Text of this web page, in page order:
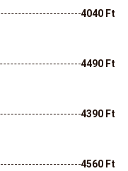
4040 Ft
4490 Ft
4390 Ft
4560 Ft